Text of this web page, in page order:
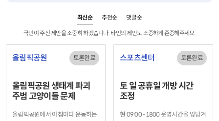
국민이 주신 제안을 소중히 하겠습니다. 타인의 제안도 소중하게 존중해주세요.
최신순 추천순 댓글순
올림픽공원 토론완료
올림픽공원 생태계 파괴
주범 고양이들 문제
올림픽공원에서 아침마다 운동하는
스포츠센터 토론완료
토 일 공휴일 개방 시간
조정
현 09:00 -1800 운영시간을 앞당겨